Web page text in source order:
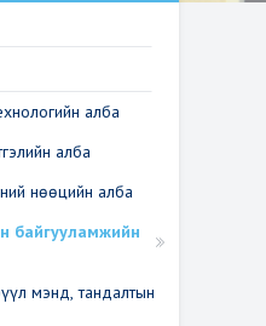
алба
алба
нөөцийн алба
байгууламжийн
мэнд, тандалтын